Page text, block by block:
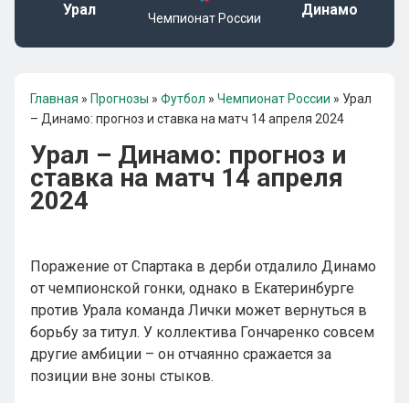
Урал Чемпионат России Динамо
Главная » Прогнозы » Футбол » Чемпионат России » Урал
– Динамо: прогноз и ставка на матч 14 апреля 2024
Урал – Динамо: прогноз и
ставка на матч 14 апреля
2024
Поражение от Спартака в дерби отдалило Динамо
от чемпионской гонки, однако в Екатеринбурге
против Урала команда Лички может вернуться в
борьбу за титул. У коллектива Гончаренко совсем
другие амбиции – он отчаянно сражается за
позиции вне зоны стыков.